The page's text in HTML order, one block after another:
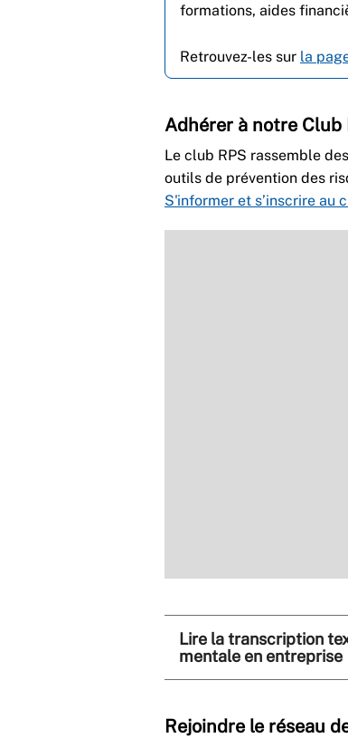
formations, aides
Retrouvez-les sur la
Adhérer à notre Club
Le club RPS rassemble
outils de prévention des
S'informer et s’inscrire au
Lire la transcription
mentale en entreprise
Rejoindre le réseau